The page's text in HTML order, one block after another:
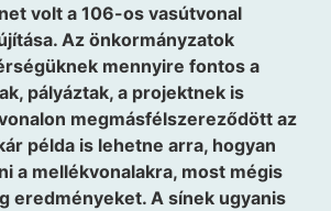
volt a 106-os vasútvonal
Az önkormányzatok
mennyire fontos a
pályáztak, a projektnek is
megmásfélszereződött az
példa is lehetne arra, hogyan
a mellékvonalakra, most mégis
eredményeket. A sínek ugyanis